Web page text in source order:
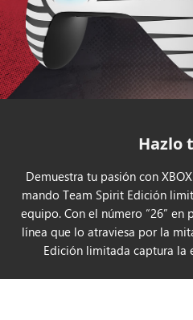
Hazlo
Demuestra tu pasión con
mando Team Spirit Edición
equipo. Con el número “26”
línea que lo atraviesa por la
Edición limitada captura la